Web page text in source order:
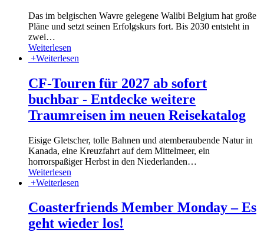
Das im belgischen Wavre gelegene Walibi Belgium hat große
Pläne und setzt seinen Erfolgskurs fort. Bis 2030 entsteht in
zwei…
Weiterlesen
+Weiterlesen
CF-Touren für 2027 ab sofort
buchbar - Entdecke weitere
Traumreisen im neuen Reisekatalog
Eisige Gletscher, tolle Bahnen und atemberaubende Natur in
Kanada, eine Kreuzfahrt auf dem Mittelmeer, ein
horrorspaßiger Herbst in den Niederlanden…
Weiterlesen
+Weiterlesen
Coasterfriends Member Monday – Es
geht wieder los!